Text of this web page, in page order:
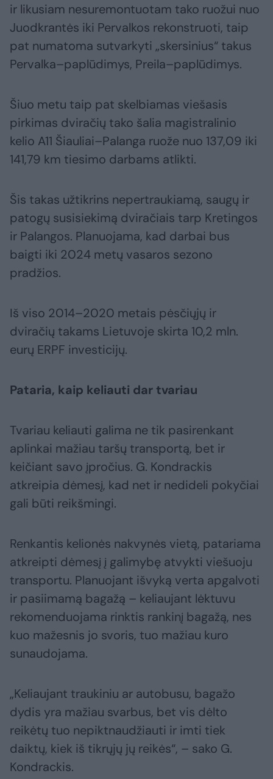
ir likusiam nesuremontuotam tako ruožui nuo
Juodkrantės iki Pervalkos rekonstruoti, taip
pat numatoma sutvarkyti „skersinius“ takus
Pervalka–paplūdimys, Preila–paplūdimys.
Šiuo metu taip pat skelbiamas viešasis
pirkimas dviračių tako šalia magistralinio
kelio A11 Šiauliai–Palanga ruože nuo 137,09 iki
141,79 km tiesimo darbams atlikti.
Šis takas užtikrins nepertraukiamą, saugų ir
patogų susisiekimą dviračiais tarp Kretingos
ir Palangos. Planuojama, kad darbai bus
baigti iki 2024 metų vasaros sezono
pradžios.
Iš viso 2014–2020 metais pėsčiųjų ir
dviračių takams Lietuvoje skirta 10,2 mln.
eurų ERPF investicijų.
Pataria, kaip keliauti dar tvariau
Tvariau keliauti galima ne tik pasirenkant
aplinkai mažiau taršų transportą, bet ir
keičiant savo įpročius. G. Kondrackis
atkreipia dėmesį, kad net ir nedideli pokyčiai
gali būti reikšmingi.
Renkantis kelionės nakvynės vietą, patariama
atkreipti dėmesį į galimybę atvykti viešuoju
transportu. Planuojant išvyką verta apgalvoti
ir pasiimamą bagažą – keliaujant lėktuvu
rekomenduojama rinktis rankinį bagažą, nes
kuo mažesnis jo svoris, tuo mažiau kuro
sunaudojama.
„Keliaujant traukiniu ar autobusu, bagažo
dydis yra mažiau svarbus, bet vis dėlto
reikėtų tuo nepiktnaudžiauti ir imti tiek
daiktų, kiek iš tikrųjų jų reikės“, – sako G.
Kondrackis.